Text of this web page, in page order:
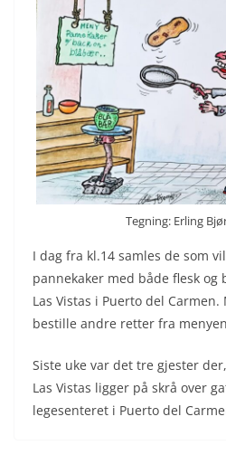
Tegning: Erling
I dag fra kl.14 samles de som
pannekaker med både flesk
Las Vistas i Puerto del
bestille andre retter fra
Siste uke var det tre gjester
Las Vistas ligger på skrå over
legesenteret i Puerto del